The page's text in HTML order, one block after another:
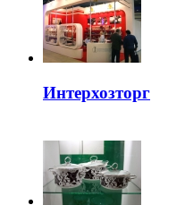
Интерхозторг